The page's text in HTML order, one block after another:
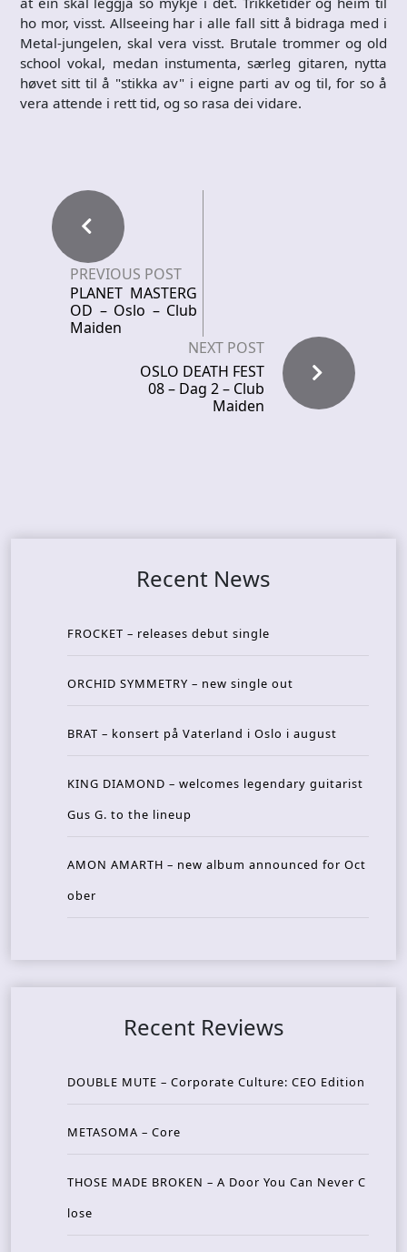
ho mor, visst. Allseeing har i alle fall sitt å bidraga med i
Metal-jungelen, skal vera visst. Brutale trommer og old
school vokal, medan instumenta, særleg gitaren, nytta
høvet sitt til å "stikka av" i eigne parti av og til, for so å
vera attende i rett tid, og so rasa dei vidare.
PREVIOUS POST
PLANET MASTERG
OD – Oslo – Club
Maiden
NEXT POST
OSLO DEATH FEST
08 – Dag 2 – Club
Maiden
Recent News
FROCKET – releases debut single
ORCHID SYMMETRY – new single out
BRAT – konsert på Vaterland i Oslo i august
KING DIAMOND – welcomes legendary guitarist
Gus G. to the lineup
AMON AMARTH – new album announced for Oct
ober
Recent Reviews
DOUBLE MUTE – Corporate Culture: CEO Edition
METASOMA – Core
THOSE MADE BROKEN – A Door You Can Never C
lose